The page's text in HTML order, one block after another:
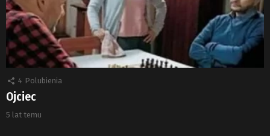
4 Polubienia
Ojciec
5 lat temu